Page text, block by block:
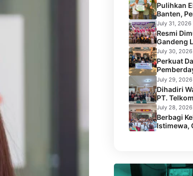
Pulihkan
Banten,
Regional
Salurkan
Pohon
Harfa
July 31, 2026
Resmi
Gandeng
Program
di 2 Desa
July 30, 2026
Perkuat
Bersama
Australian
Building
July 29, 2026
Dihadiri
PT.
LAZ Harfa
Program
July 28, 2026
Berbagi
Istimewa,